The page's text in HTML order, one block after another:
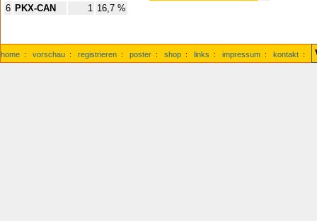
6 PKX-CAN 1 16,7 %
home : vorschau : registrieren : poster : shop : links : impressum : kontakt :